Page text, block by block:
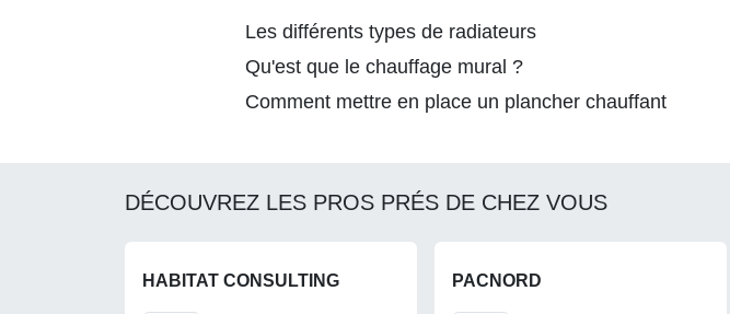
Les différents types de radiateurs
Qu'est que le chauffage mural ?
Comment mettre en place un plancher chauffant
DÉCOUVREZ LES PROS PRÉS DE CHEZ VOUS
HABITAT CONSULTING PACNORD